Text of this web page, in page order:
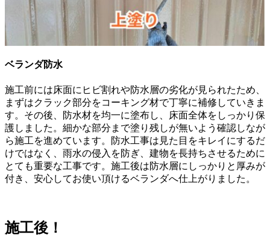
ベランダ防水
施工前には床面にヒビ割れや防水層の劣化が見られたため、
まずはクラック部分をコーキング材で丁寧に補修していきま
す。その後、防水材を均一に塗布し、床面全体をしっかり保
護しました。細かな部分まで塗り残しが無いよう確認しなが
ら施工を進めています。防水工事は見た目をキレイにするだ
けではなく、雨水の侵入を防ぎ、建物を長持ちさせるために
とても重要な工事です。施工後は防水層にしっかりと厚みが
付き、安心してお使い頂けるベランダへ仕上がりました。
施工後！